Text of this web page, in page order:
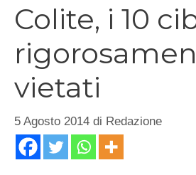
Colite, i 10
vietati
5 Agosto 2014 di Redazione